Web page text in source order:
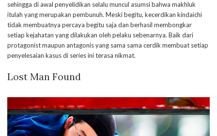
sehingga di awal penyelidikan selalu muncul asumsi bahwa makhluk
itulah yang merupakan pembunuh. Meski begitu, kecerdikan kindaichi
tidak membuatnya percaya begitu saja dan berhasil membongkar
setiap kejahatan yang dilakukan oleh pelaku sebenarnya. Baik dari
protagonist maupun antagonis yang sama sama cerdik membuat setiap
penyelesaian kasus di series ini terasa nikmat.
Lost Man Found